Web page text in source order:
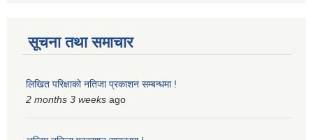
सूचना तथा समाचार
लिखित परिक्षाको नतिजा प्रकाशन सम्बन्धमा !
2 months 3 weeks ago